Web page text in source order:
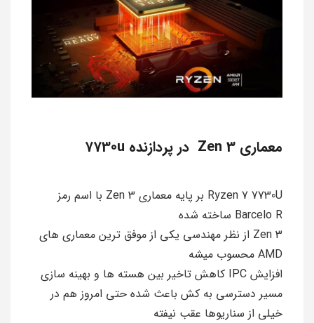
معماری Zen 3 در پردازنده 7730u
Ryzen 7 7730U بر پایه معماری Zen 3 با اسم رمز
Barcelo R ساخته شده
Zen 3 از نظر مهندسی یکی از موفق ترین معماری های
AMD محسوب میشه
افزایش IPC کاهش تاخیر بین هسته ها و بهینه سازی
مسیر دسترسی به کش باعث شده حتی امروز هم در
خیلی از سناریوها عقب نیفته